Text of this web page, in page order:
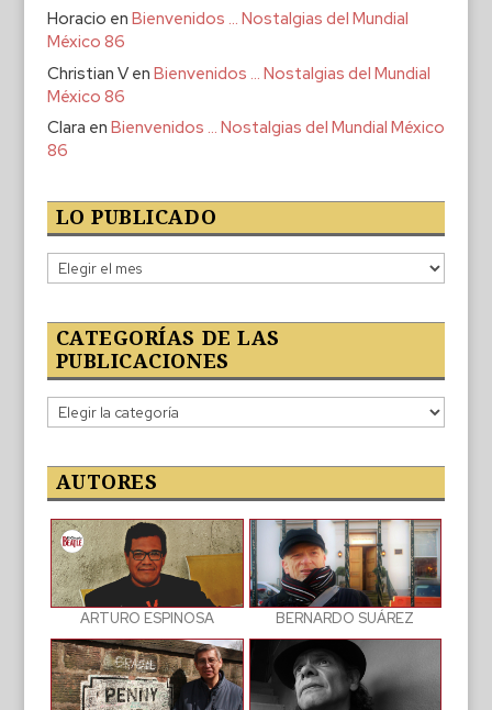
Horacio en Bienvenidos … Nostalgias del Mundial
México 86
Christian Ven Bienvenidos … Nostalgias del Mundial
México 86
Clara en Bienvenidos … Nostalgias del Mundial México
86
LO PUBLICADO
Lo
publicado
CATEGORÍAS DE LAS
PUBLICACIONES
Categorías
de
publicaciones
AUTORES
ARTURO ESPINOSA BERNARDO SUÁREZ